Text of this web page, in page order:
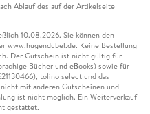
Ablauf des auf der Artikelseite
10.08.2026. Sie können den
www.hugendubel.de. Keine Bestellung
Der Gutschein ist nicht gültig für
Bücher und eBooks) sowie für
tolino select und das
mit anderen Gutscheinen und
ist nicht möglich. Ein Weiterverkauf
gestattet.